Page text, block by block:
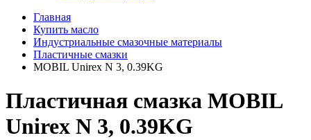
Главная
Купить масло
Индустриальные смазочные материалы
Пластичные смазки
MOBIL Unirex N 3, 0.39KG
Пластичная смазка MOBIL
Unirex N 3, 0.39KG